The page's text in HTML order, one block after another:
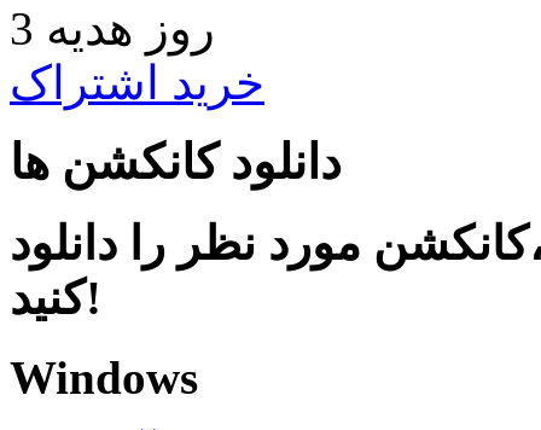
3 روز هدیه
خرید اشتراک
دانلود کانکشن ها
مورد نظر را دانلود
کنید!
Windows